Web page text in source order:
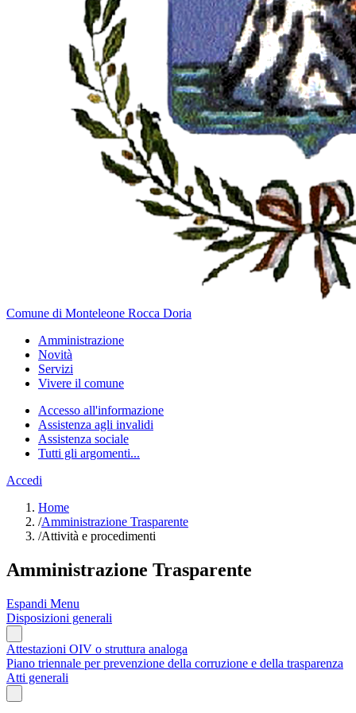
Comune di Monteleone Rocca Doria
Amministrazione
Novità
Servizi
Vivere il comune
Accesso all'informazione
Assistenza agli invalidi
Assistenza sociale
Tutti gli argomenti...
Accedi
Home
/Amministrazione Trasparente
/Attività e procedimenti
Amministrazione Trasparente
Espandi Menu
Disposizioni generali
Attestazioni OIV o struttura analoga
Piano triennale per prevenzione della corruzione e della trasparenza
Atti generali